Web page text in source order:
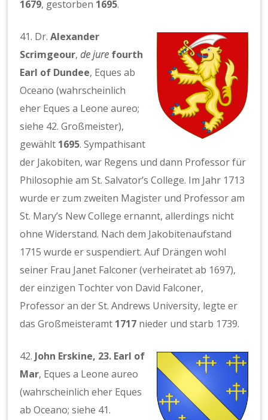
1679, gestorben 1695.
41. Dr.Alexander
Scrimgeour,de jure fourth
Earl of Dundee, Eques ab
Oceano (wahrscheinlich
eher Eques a Leone aureo;
siehe 42. Großmeister),
gewählt 1695. Sympathisant
der Jakobiten, war Regens und dann Professor für
Philosophie am St. Salvator’s College. Im Jahr 1713
wurde er zum zweiten Magister und Professor am
St. Mary’s New College ernannt, allerdings nicht
ohne Widerstand. Nach dem Jakobitenaufstand
1715 wurde er suspendiert. Auf Drängen wohl
seiner Frau Janet Falconer (verheiratet ab 1697),
der einzigen Tochter von David Falconer,
Professor an der St. Andrews University, legte er
das Großmeisteramt 1717 nieder und starb 1739.
42. John Erskine, 23. Earl of
Mar, Eques a Leone aureo
(wahrscheinlich eher Eques
ab Oceano; siehe 41.